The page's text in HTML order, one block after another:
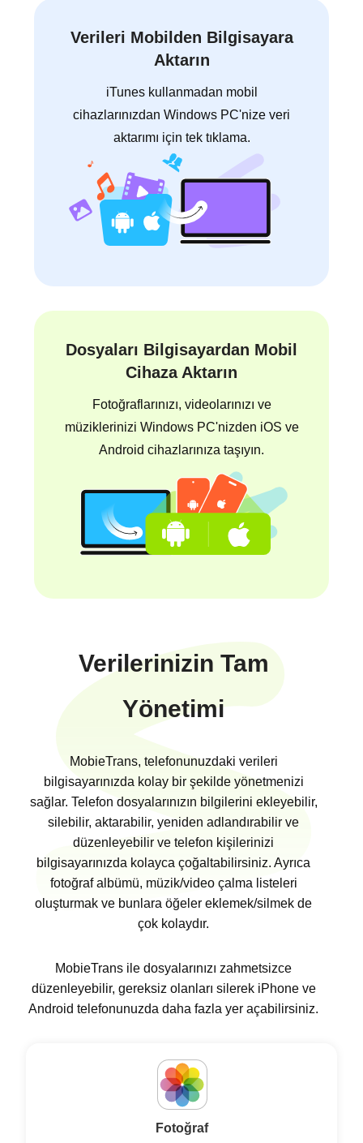
Verileri Mobilden Bilgisayara
Aktarın
iTunes kullanmadan mobil
cihazlarınızdan Windows PC'nize veri
aktarımı için tek tıklama.
Dosyaları Bilgisayardan Mobil
Cihaza Aktarın
Fotoğraflarınızı, videolarınızı ve
müziklerinizi Windows PC'nizden iOS ve
Android cihazlarınıza taşıyın.
Verilerinizin Tam
Yönetimi
MobieTrans, telefonunuzdaki verileri
bilgisayarınızda kolay bir şekilde yönetmenizi
sağlar. Telefon dosyalarınızın bilgilerini ekleyebilir,
silebilir, aktarabilir, yeniden adlandırabilir ve
düzenleyebilir ve telefon kişilerinizi
bilgisayarınızda kolayca çoğaltabilirsiniz. Ayrıca
fotoğraf albümü, müzik/video çalma listeleri
oluşturmak ve bunlara öğeler eklemek/silmek de
çok kolaydır.
MobieTrans ile dosyalarınızı zahmetsizce
düzenleyebilir, gereksiz olanları silerek iPhone ve
Android telefonunuzda daha fazla yer açabilirsiniz.
Fotoğraf